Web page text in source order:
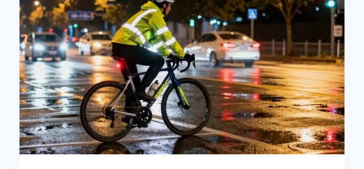
RASTREIO
E
HÁBITOS